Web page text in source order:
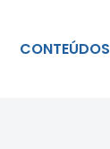
CONTEÚDOS